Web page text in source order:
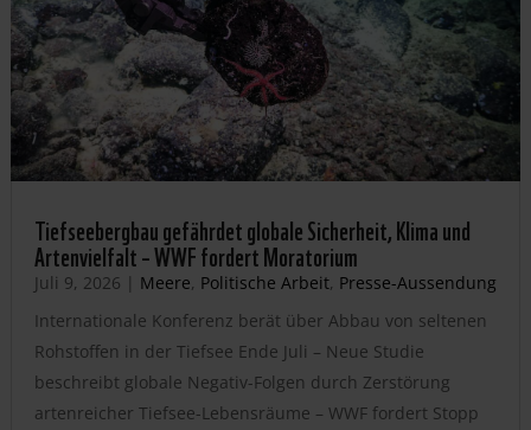
Tiefseebergbau gefährdet globale Sicherheit, Klima und
Artenvielfalt – WWF fordert Moratorium
Juli 9, 2026 | Meere, Politische Arbeit, Presse-Aussendung
Internationale Konferenz berät über Abbau von seltenen
Rohstoffen in der Tiefsee Ende Juli – Neue Studie
beschreibt globale Negativ-Folgen durch Zerstörung
artenreicher Tiefsee-Lebensräume – WWF fordert Stopp